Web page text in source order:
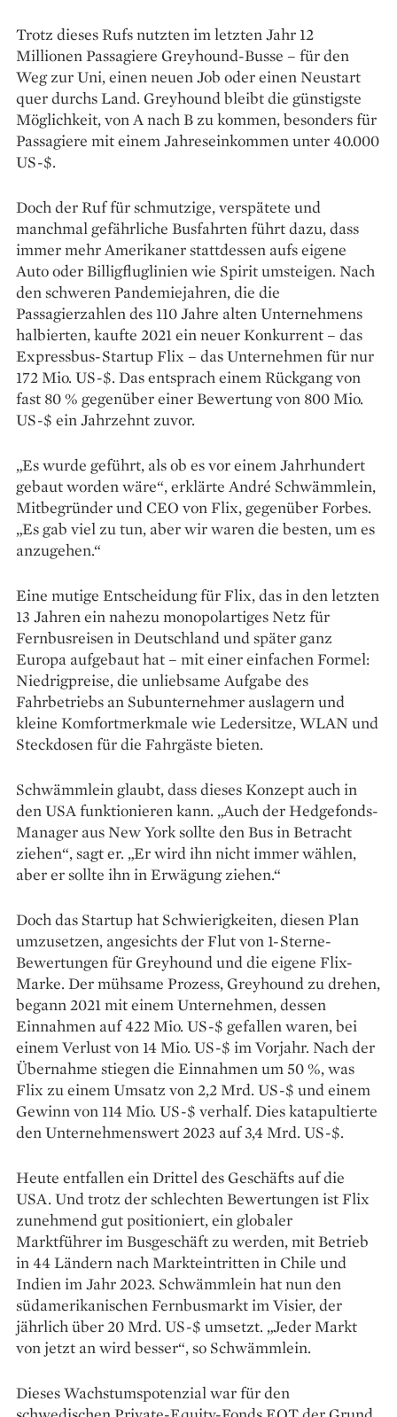
Trotz dieses Rufs nutzten im letzten Jahr 12
Millionen Passagiere Greyhound-Busse – für den
Weg zur Uni, einen neuen Job oder einen Neustart
quer durchs Land. Greyhound bleibt die günstigste
Möglichkeit, von A nach B zu kommen, besonders für
Passagiere mit einem Jahreseinkommen unter 40.000
US-$.
Doch der Ruf für schmutzige, verspätete und
manchmal gefährliche Busfahrten führt dazu, dass
immer mehr Amerikaner stattdessen aufs eigene
Auto oder Billigfluglinien wie Spirit umsteigen. Nach
den schweren Pandemiejahren, die die
Passagierzahlen des 110 Jahre alten Unternehmens
halbierten, kaufte 2021 ein neuer Konkurrent – das
Expressbus-Startup Flix – das Unternehmen für nur
172 Mio. US-$. Das entsprach einem Rückgang von
fast 80 % gegenüber einer Bewertung von 800 Mio.
US-$ ein Jahrzehnt zuvor.
„Es wurde geführt, als ob es vor einem Jahrhundert
gebaut worden wäre“, erklärte André Schwämmlein,
Mitbegründer und CEO von Flix, gegenüber Forbes.
„Es gab viel zu tun, aber wir waren die besten, um es
anzugehen.“
Eine mutige Entscheidung für Flix, das in den letzten
13 Jahren ein nahezu monopolartiges Netz für
Fernbusreisen in Deutschland und später ganz
Europa aufgebaut hat – mit einer einfachen Formel:
Niedrigpreise, die unliebsame Aufgabe des
Fahrbetriebs an Subunternehmer auslagern und
kleine Komfortmerkmale wie Ledersitze, WLAN und
Steckdosen für die Fahrgäste bieten.
Schwämmlein glaubt, dass dieses Konzept auch in
den USA funktionieren kann. „Auch der Hedgefonds-
Manager aus New York sollte den Bus in Betracht
ziehen“, sagt er. „Er wird ihn nicht immer wählen,
aber er sollte ihn in Erwägung ziehen.“
Doch das Startup hat Schwierigkeiten, diesen Plan
umzusetzen, angesichts der Flut von 1-Sterne-
Bewertungen für Greyhound und die eigene Flix-
Marke. Der mühsame Prozess, Greyhound zu drehen,
begann 2021 mit einem Unternehmen, dessen
Einnahmen auf 422 Mio. US-$ gefallen waren, bei
einem Verlust von 14 Mio. US-$ im Vorjahr. Nach der
Übernahme stiegen die Einnahmen um 50 %, was
Flix zu einem Umsatz von 2,2 Mrd. US-$ und einem
Gewinn von 114 Mio. US-$ verhalf. Dies katapultierte
den Unternehmenswert 2023 auf 3,4 Mrd. US-$.
Heute entfallen ein Drittel des Geschäfts auf die
USA. Und trotz der schlechten Bewertungen ist Flix
zunehmend gut positioniert, ein globaler
Marktführer im Busgeschäft zu werden, mit Betrieb
in 44 Ländern nach Markteintritten in Chile und
Indien im Jahr 2023. Schwämmlein hat nun den
südamerikanischen Fernbusmarkt im Visier, der
jährlich über 20 Mrd. US-$ umsetzt. „Jeder Markt
von jetzt an wird besser“, so Schwämmlein.
Dieses Wachstumspotenzial war für den